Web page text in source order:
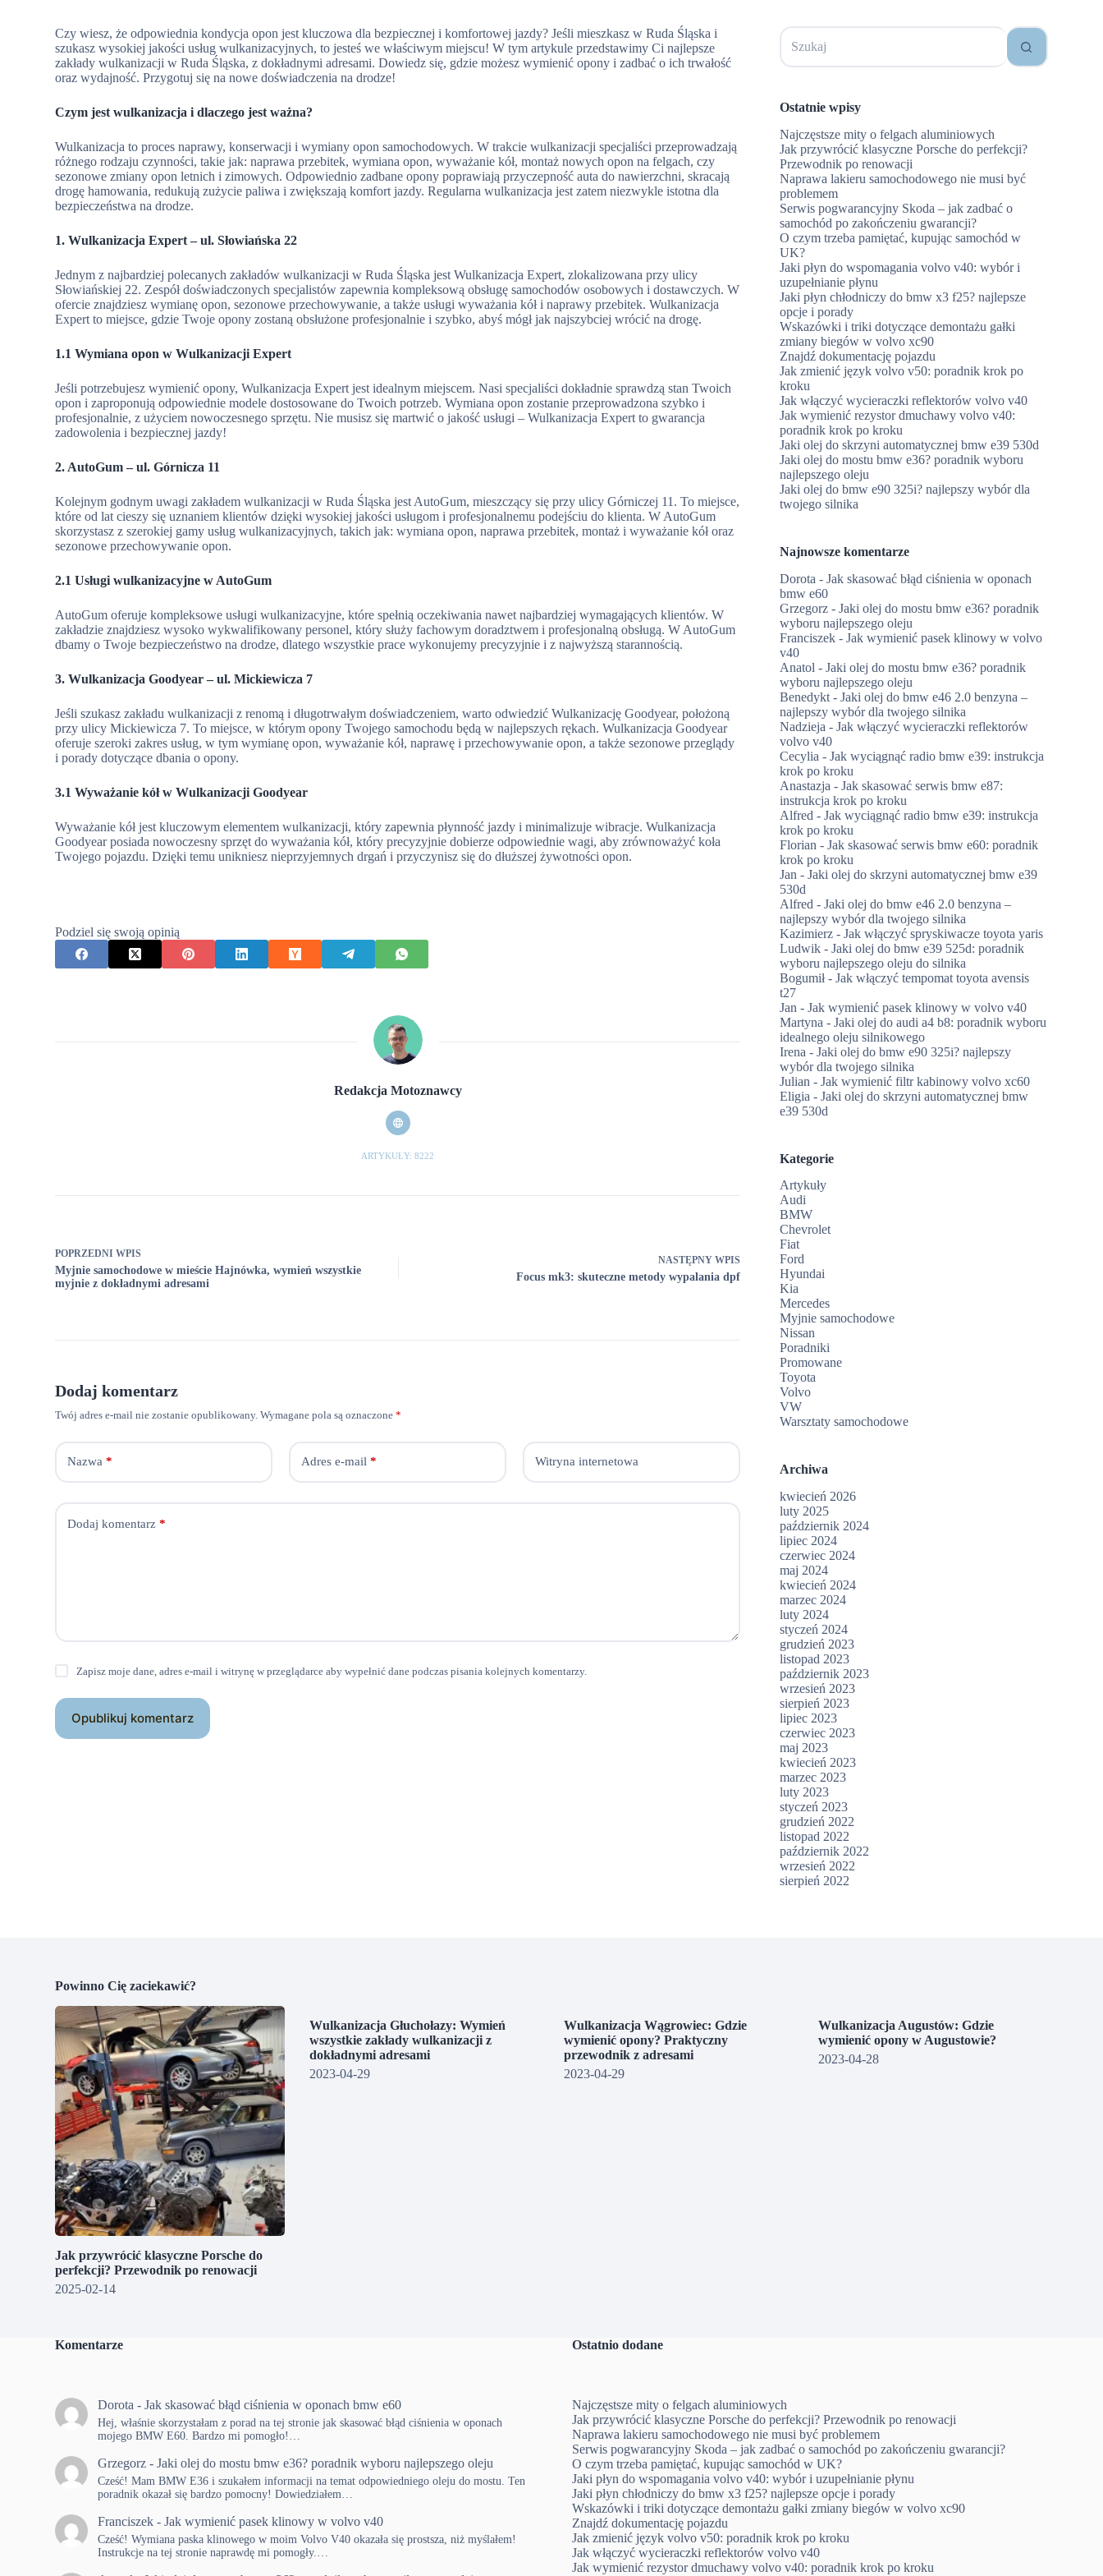
Czy wiesz, że odpowiednia kondycja opon jest kluczowa dla bezpiecznej i komfortowej jazdy? Jeśli mieszkasz w Ruda Śląska i
szukasz wysokiej jakości usług wulkanizacyjnych, to jesteś we właściwym miejscu! W tym artykule przedstawimy Ci najlepsze
zakłady wulkanizacji w Ruda Śląska, z dokładnymi adresami. Dowiedz się, gdzie możesz wymienić opony i zadbać o ich trwałość
oraz wydajność. Przygotuj się na nowe doświadczenia na drodze!
Czym jest wulkanizacja i dlaczego jest ważna?
Wulkanizacja to proces naprawy, konserwacji i wymiany opon samochodowych. W trakcie wulkanizacji specjaliści przeprowadzają
różnego rodzaju czynności, takie jak: naprawa przebitek, wymiana opon, wyważanie kół, montaż nowych opon na felgach, czy
sezonowe zmiany opon letnich i zimowych. Odpowiednio zadbane opony poprawiają przyczepność auta do nawierzchni, skracają
drogę hamowania, redukują zużycie paliwa i zwiększają komfort jazdy. Regularna wulkanizacja jest zatem niezwykle istotna dla
bezpieczeństwa na drodze.
1. Wulkanizacja Expert – ul. Słowiańska 22
Jednym z najbardziej polecanych zakładów wulkanizacji w Ruda Śląska jest Wulkanizacja Expert, zlokalizowana przy ulicy
Słowiańskiej 22. Zespół doświadczonych specjalistów zapewnia kompleksową obsługę samochodów osobowych i dostawczych. W
ofercie znajdziesz wymianę opon, sezonowe przechowywanie, a także usługi wyważania kół i naprawy przebitek. Wulkanizacja
Expert to miejsce, gdzie Twoje opony zostaną obsłużone profesjonalnie i szybko, abyś mógł jak najszybciej wrócić na drogę.
1.1 Wymiana opon w Wulkanizacji Expert
Jeśli potrzebujesz wymienić opony, Wulkanizacja Expert jest idealnym miejscem. Nasi specjaliści dokładnie sprawdzą stan Twoich
opon i zaproponują odpowiednie modele dostosowane do Twoich potrzeb. Wymiana opon zostanie przeprowadzona szybko i
profesjonalnie, z użyciem nowoczesnego sprzętu. Nie musisz się martwić o jakość usługi – Wulkanizacja Expert to gwarancja
zadowolenia i bezpiecznej jazdy!
2. AutoGum – ul. Górnicza 11
Kolejnym godnym uwagi zakładem wulkanizacji w Ruda Śląska jest AutoGum, mieszczący się przy ulicy Górniczej 11. To miejsce,
które od lat cieszy się uznaniem klientów dzięki wysokiej jakości usługom i profesjonalnemu podejściu do klienta. W AutoGum
skorzystasz z szerokiej gamy usług wulkanizacyjnych, takich jak: wymiana opon, naprawa przebitek, montaż i wyważanie kół oraz
sezonowe przechowywanie opon.
2.1 Usługi wulkanizacyjne w AutoGum
AutoGum oferuje kompleksowe usługi wulkanizacyjne, które spełnią oczekiwania nawet najbardziej wymagających klientów. W
zakładzie znajdziesz wysoko wykwalifikowany personel, który służy fachowym doradztwem i profesjonalną obsługą. W AutoGum
dbamy o Twoje bezpieczeństwo na drodze, dlatego wszystkie prace wykonujemy precyzyjnie i z najwyższą starannością.
3. Wulkanizacja Goodyear – ul. Mickiewicza 7
Jeśli szukasz zakładu wulkanizacji z renomą i długotrwałym doświadczeniem, warto odwiedzić Wulkanizację Goodyear, położoną
przy ulicy Mickiewicza 7. To miejsce, w którym opony Twojego samochodu będą w najlepszych rękach. Wulkanizacja Goodyear
oferuje szeroki zakres usług, w tym wymianę opon, wyważanie kół, naprawę i przechowywanie opon, a także sezonowe przeglądy
i porady dotyczące dbania o opony.
3.1 Wyważanie kół w Wulkanizacji Goodyear
Wyważanie kół jest kluczowym elementem wulkanizacji, który zapewnia płynność jazdy i minimalizuje wibracje. Wulkanizacja
Goodyear posiada nowoczesny sprzęt do wyważania kół, który precyzyjnie dobierze odpowiednie wagi, aby zrównoważyć koła
Twojego pojazdu. Dzięki temu unikniesz nieprzyjemnych drgań i przyczynisz się do dłuższej żywotności opon.
Podziel się swoją opinią
Redakcja Motoznawcy
ARTYKUŁY: 8222
POPRZEDNIWPIS
Myjnie samochodowe w mieście Hajnówka, wymień wszystkie
myjnie z dokładnymi adresami
NASTĘPNY WPIS
Focus mk3: skuteczne metody wypalania dpf
Dodaj komentarz
Twój adres e-mail nie zostanie opublikowany. Wymagane pola są oznaczone*
Nazwa * Adres e-mail * Witryna internetowa
Dodaj komentarz *
Zapisz moje dane, adres e-mail i witrynę w przeglądarce aby wypełnić dane podczas pisania kolejnych komentarzy.
Opublikuj komentarz
Brak
wyników
Ostatnie wpisy
Najczęstsze mity o felgach aluminiowych
Jak przywrócić klasyczne Porsche do perfekcji?
Przewodnik po renowacji
Naprawa lakieru samochodowego nie musi być
problemem
Serwis pogwarancyjny Skoda – jak zadbać o
samochód po zakończeniu gwarancji?
O czym trzeba pamiętać, kupując samochód w
UK?
Jaki płyn do wspomagania volvo v40: wybór i
uzupełnianie płynu
Jaki płyn chłodniczy do bmw x3 f25? najlepsze
opcje i porady
Wskazówki i triki dotyczące demontażu gałki
zmiany biegów w volvo xc90
Znajdź dokumentację pojazdu
Jak zmienić język volvo v50: poradnik krok po
kroku
Jak włączyć wycieraczki reflektorów volvo v40
Jak wymienić rezystor dmuchawy volvo v40:
poradnik krok po kroku
Jaki olej do skrzyni automatycznej bmw e39 530d
Jaki olej do mostu bmw e36? poradnik wyboru
najlepszego oleju
Jaki olej do bmw e90 325i? najlepszy wybór dla
twojego silnika
Najnowsze komentarze
Dorota -Jak skasować błąd ciśnienia w oponach
bmw e60
Grzegorz -Jaki olej do mostu bmw e36? poradnik
wyboru najlepszego oleju
Franciszek -Jak wymienić pasek klinowy w volvo
v40
Anatol -Jaki olej do mostu bmw e36? poradnik
wyboru najlepszego oleju
Benedykt -Jaki olej do bmw e46 2.0 benzyna –
najlepszy wybór dla twojego silnika
Nadzieja -Jak włączyć wycieraczki reflektorów
volvo v40
Cecylia -Jak wyciągnąć radio bmw e39: instrukcja
krok po kroku
Anastazja -Jak skasować serwis bmw e87:
instrukcja krok po kroku
Alfred -Jak wyciągnąć radio bmw e39: instrukcja
krok po kroku
Florian -Jak skasować serwis bmw e60: poradnik
krok po kroku
Jan -Jaki olej do skrzyni automatycznej bmw e39
530d
Alfred -Jaki olej do bmw e46 2.0 benzyna –
najlepszy wybór dla twojego silnika
Kazimierz -Jak włączyć spryskiwacze toyota yaris
Ludwik -Jaki olej do bmw e39 525d: poradnik
wyboru najlepszego oleju do silnika
Bogumił-Jak włączyć tempomat toyota avensis
t27
Jan -Jak wymienić pasek klinowy w volvo v40
Martyna -Jaki olej do audi a4 b8: poradnik wyboru
idealnego oleju silnikowego
Irena -Jaki olej do bmw e90 325i? najlepszy
wybór dla twojego silnika
Julian -Jak wymienić filtr kabinowy volvo xc60
Eligia -Jaki olej do skrzyni automatycznej bmw
e39 530d
Kategorie
Artykuły
Audi
BMW
Chevrolet
Fiat
Ford
Hyundai
Kia
Mercedes
Myjnie samochodowe
Nissan
Poradniki
Promowane
Toyota
Volvo
VW
Warsztaty samochodowe
Archiwa
kwiecień 2026
luty 2025
październik 2024
lipiec 2024
czerwiec 2024
maj 2024
kwiecień 2024
marzec 2024
luty 2024
styczeń 2024
grudzień 2023
listopad 2023
październik 2023
wrzesień 2023
sierpień 2023
lipiec 2023
czerwiec 2023
maj 2023
kwiecień 2023
marzec 2023
luty 2023
styczeń 2023
grudzień 2022
listopad 2022
październik 2022
wrzesień 2022
sierpień 2022
Powinno Cię zaciekawić?
Jak przywrócić klasyczne Porsche do
perfekcji? Przewodnik po renowacji
2025-02-14
Wulkanizacja Głuchołazy: Wymień
wszystkie zakłady wulkanizacji z
dokładnymi adresami
2023-04-29
Wulkanizacja Wągrowiec: Gdzie
wymienić opony? Praktyczny
przewodnik z adresami
2023-04-29
Wulkanizacja Augustów: Gdzie
wymienić opony w Augustowie?
2023-04-28
Komentarze
Dorota -Jak skasować błąd ciśnienia w oponach bmw e60
Hej, właśnie skorzystałam z porad na tej stronie jak skasować błąd ciśnienia w oponach
mojego BMW E60. Bardzo mi pomogło!…
Grzegorz -Jaki olej do mostu bmw e36? poradnik wyboru najlepszego oleju
Cześć! Mam BMW E36 i szukałem informacji na temat odpowiedniego oleju do mostu. Ten
poradnik okazał się bardzo pomocny! Dowiedziałem…
Franciszek -Jak wymienić pasek klinowy w volvo v40
Cześć! Wymiana paska klinowego w moim Volvo V40 okazała się prostsza, niż myślałem!
Instrukcje na tej stronie naprawdę mi pomogły.…
Ostatnio dodane
Najczęstsze mity o felgach aluminiowych
Jak przywrócić klasyczne Porsche do perfekcji? Przewodnik po renowacji
Naprawa lakieru samochodowego nie musi być problemem
Serwis pogwarancyjny Skoda – jak zadbać o samochód po zakończeniu gwarancji?
O czym trzeba pamiętać, kupując samochód w UK?
Jaki płyn do wspomagania volvo v40: wybór i uzupełnianie płynu
Jaki płyn chłodniczy do bmw x3 f25? najlepsze opcje i porady
Wskazówki i triki dotyczące demontażu gałki zmiany biegów w volvo xc90
Znajdź dokumentację pojazdu
Jak zmienić język volvo v50: poradnik krok po kroku
Jak włączyć wycieraczki reflektorów volvo v40
Jak wymienić rezystor dmuchawy volvo v40: poradnik krok po kroku